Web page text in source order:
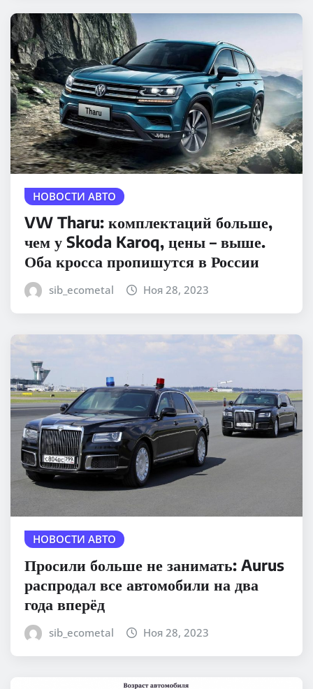
НОВОСТИ АВТО
VW Tharu: комплектаций больше,
чем у Skoda Karoq, цены – выше.
Оба кросса пропишутся в России
sib_ecometal Ноя 28, 2023
НОВОСТИ АВТО
Просили больше не занимать: Aurus
распродал все автомобили на два
года вперёд
sib_ecometal Ноя 28, 2023